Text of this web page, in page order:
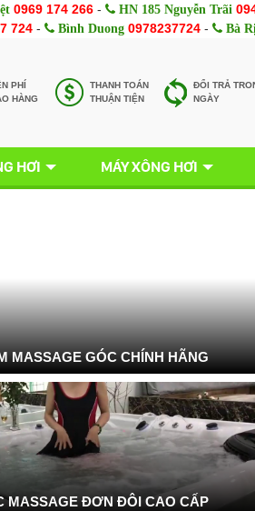
0969 174 266 - HN 185 Nguyễn Trãi
724- Bình Duong 0978237724- Bà
PHÍ
HÀNG
THANH TOÁN
THUẬN TIỆN
ĐỔI TRẢ
NGÀY
HƠI MÁY XÔNG HƠI
MASSAGE GÓC CHÍNH HÃNG
MASSAGE ĐƠN ĐÔI CAO CẤP